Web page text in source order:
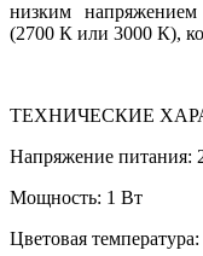
низким
(2700 К или 3000 К),
ТЕХНИЧЕСКИЕ
Напряжение питания:
Мощность: 1 Вт
Цветовая